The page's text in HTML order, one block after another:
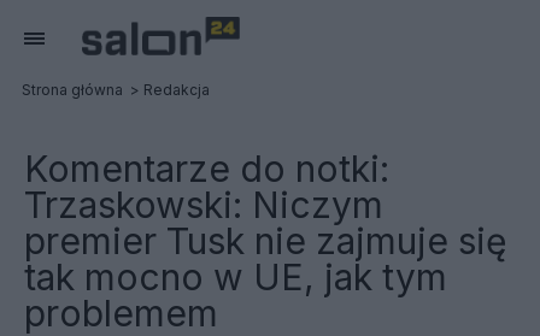
Strona główna Redakcja
Komentarze do notki:
Trzaskowski: Niczym
premier Tusk nie zajmuje się
tak mocno w UE, jak tym
problemem